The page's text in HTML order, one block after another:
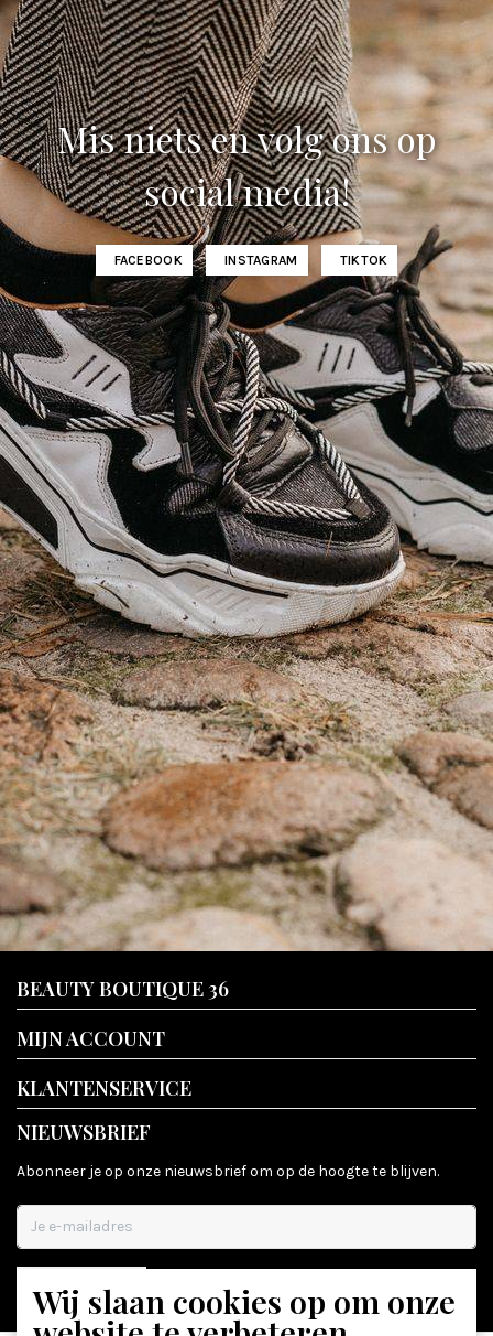
Mis niets en volg ons op
social media!
FACEBOOK INSTAGRAM TIKTOK
BEAUTY BOUTIQUE 36
MIJN ACCOUNT
KLANTENSERVICE
NIEUWSBRIEF
Abonneer je op onze nieuwsbrief om op de hoogte te blijven.
ABONNEER
Wij slaan cookies op om onze